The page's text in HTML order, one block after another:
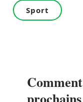
Sport